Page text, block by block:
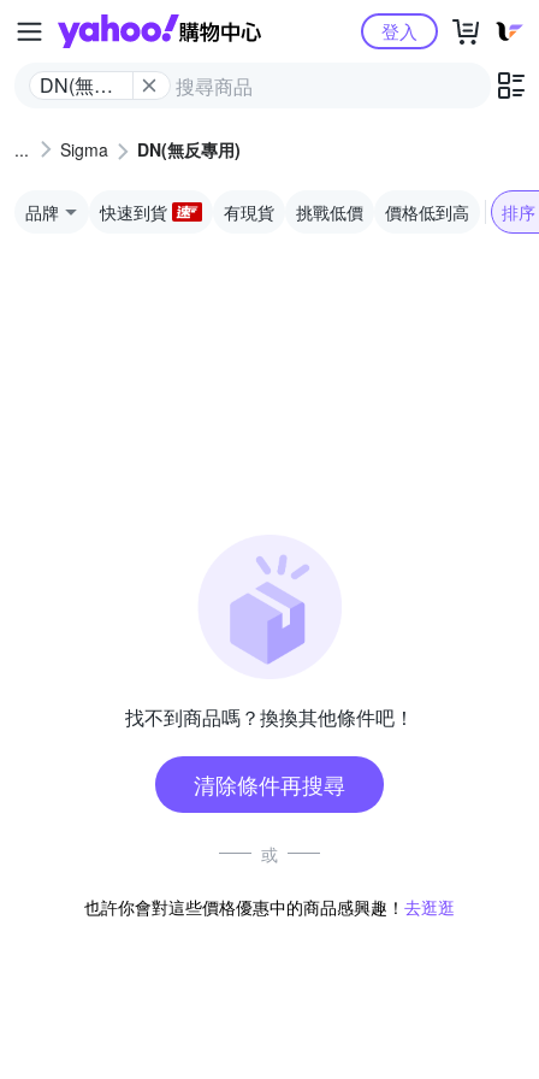
Yahoo購物中心
DN(無反
登入
Sigma DN(無反專用)
品牌 快速到貨 有現貨 挑戰低價 價格低到高 排序
找不到商品嗎？換換其他條件吧！
清除條件再搜尋
或
也許你會對這些價格優惠中的商品感興趣！ 去逛逛